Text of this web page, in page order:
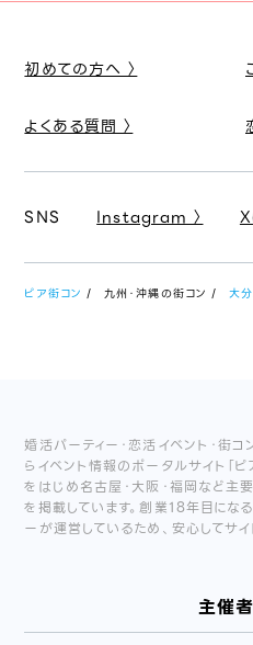
初めての方へ 〉
よくある質問 〉
SNS Instagram 〉
ピア街コン 九州・沖縄の街コン 大
婚活パーティー・恋活イベント・街
らイベント情報のポータルサイト「
をはじめ名古屋・大阪・福岡など主
を掲載しています。創業18年目にな
ーが運営しているため、安心してサ
主催